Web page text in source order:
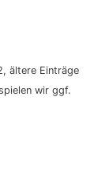
ältere Einträge
wir ggf.